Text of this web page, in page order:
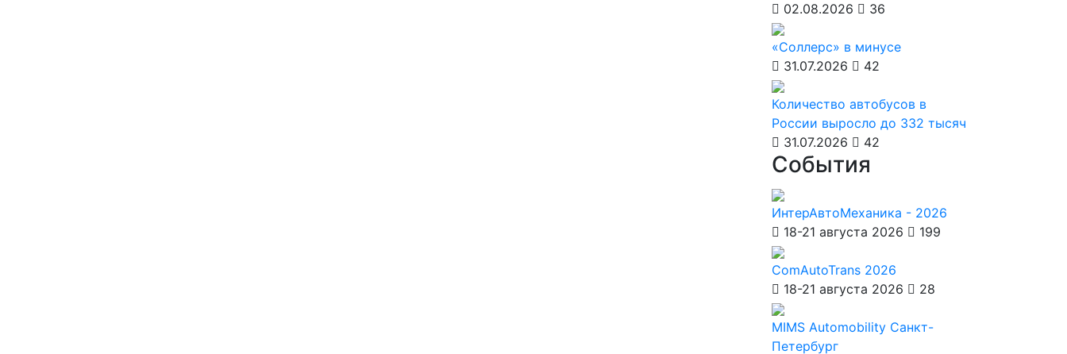
02.08.2026
36
«Соллерс» в минусе
31.07.2026
42
Количество автобусов в
России выросло до 332 тысяч
31.07.2026
42
События
ИнтерАвтоМеханика - 2026
18-21 августа 2026
199
ComAutoTrans 2026
18-21 августа 2026
28
MIMS Automobility Санкт-
Петербург